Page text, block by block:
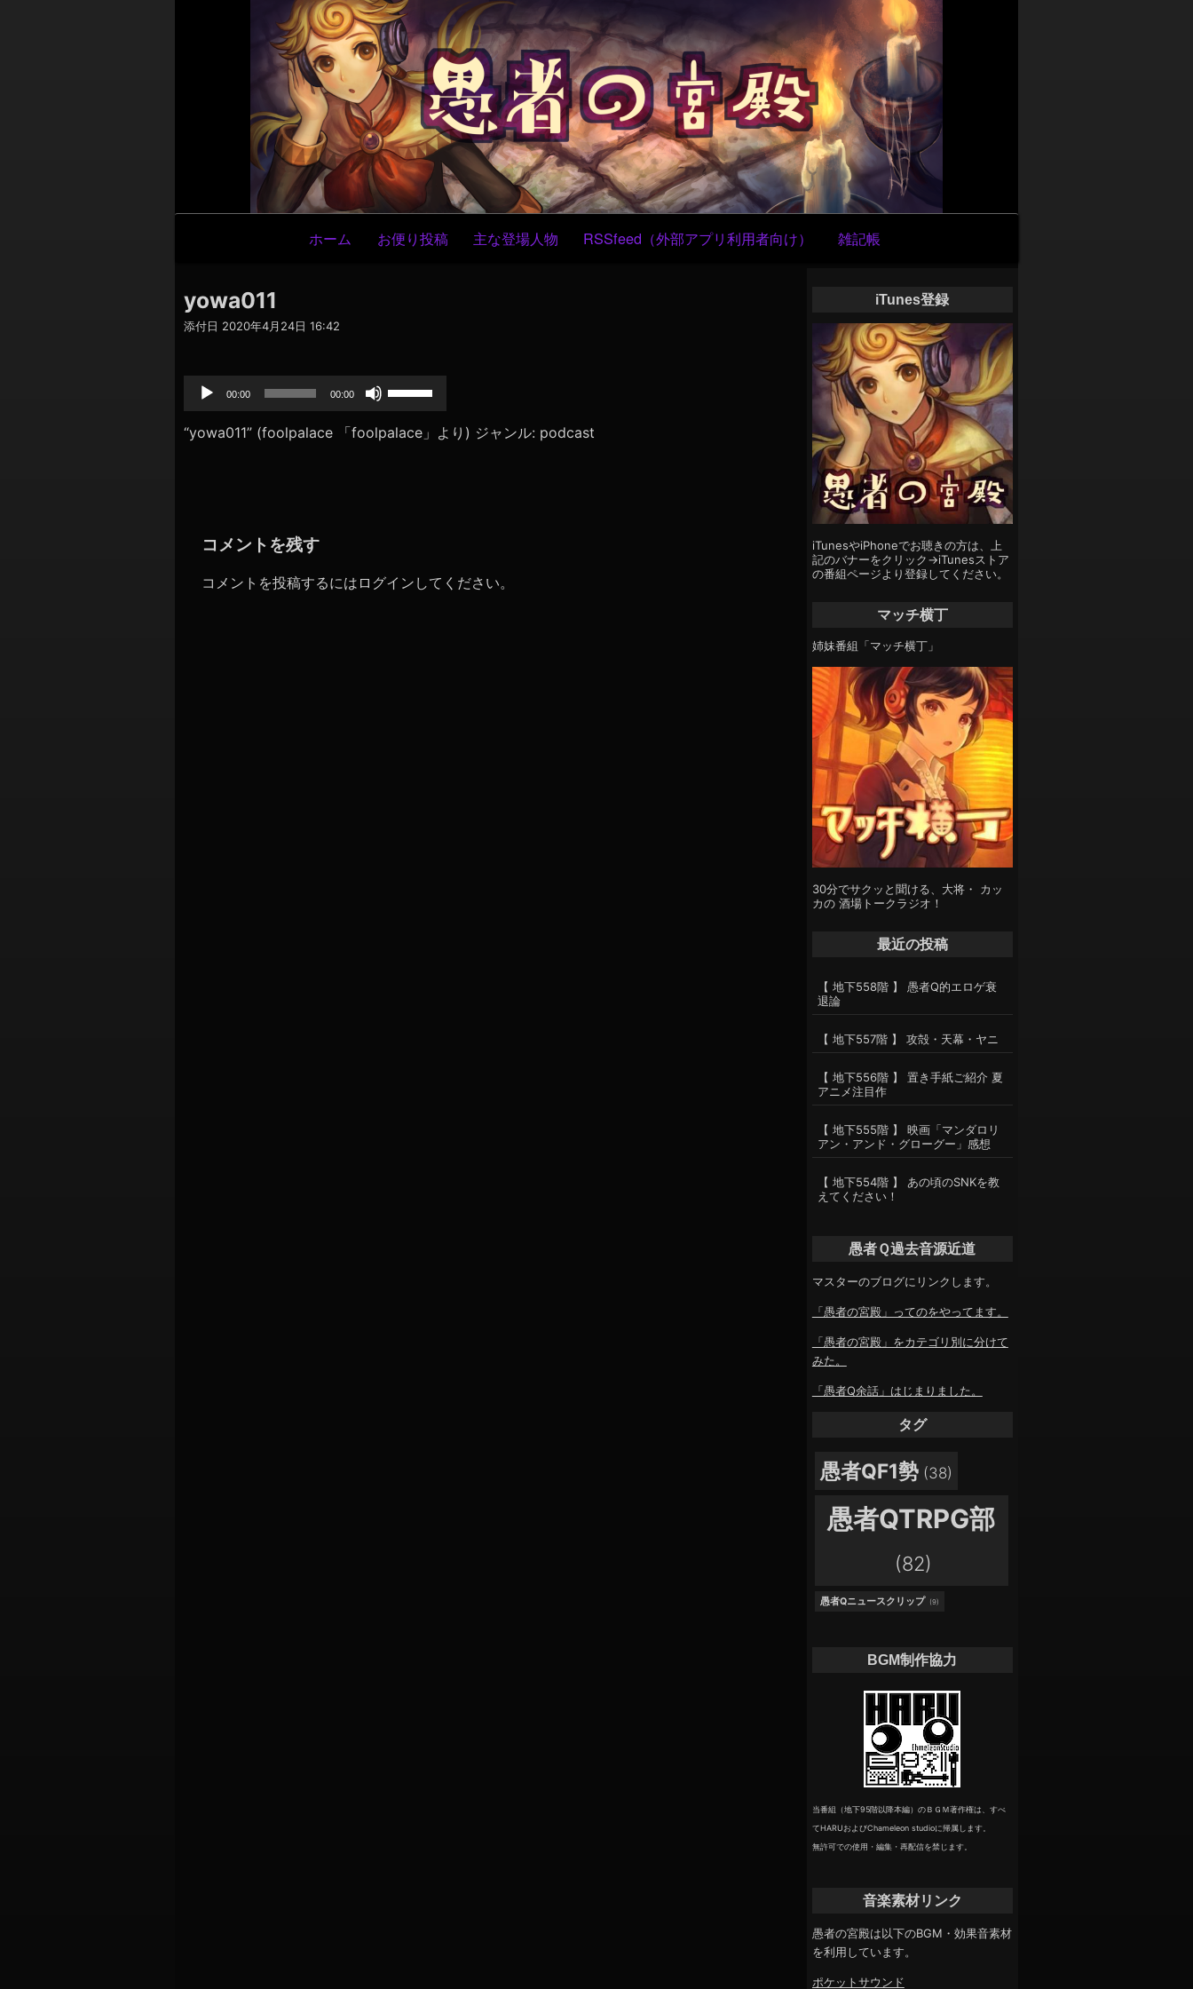
ン
テ
ン
ツ
へ
ス
キ
ッ
プ
ナ
ビ
シ
ョ
ホーム お便り投稿 主な登場人物 RSSfeed（外部アプリ利用者向け） 雑記帳
yowa011
添付日 2020年4月24日 16:42
声
レ
ー
ヤ
00:00 00:00
リ
ー
印
“yowa011” (foolpalace 「foolpalace」より) ジャンル: podcast
コメントを残す
コメントを投稿するには ログイン してください。
iTunes登録
iTunesやiPhoneでお聴きの方は、上
記のバナーをクリック→iTunesストア
の番組ページより登録してください。
マッチ横丁
姉妹番組「マッチ横丁」
30分でサクッと聞ける、大将・ カッ
カの 酒場トークラジオ！
最近の投稿
【 地下558階 】 愚者Q的エロゲ衰
退論
【 地下557階 】 攻殻・天幕・ヤニ
【 地下556階 】 置き手紙ご紹介 夏
アニメ注目作
【 地下555階 】 映画「マンダロリ
アン・アンド・グローグー」感想
【 地下554階 】 あの頃のSNKを教
えてください！
愚者Ｑ過去音源近道
マスターのブログにリンクします。
「愚者の宮殿」ってのをやってます。
「愚者の宮殿」をカテゴリ別に分けて
みた。
「愚者Q余話」はじまりました。
タグ
愚者QF1勢 (38)
愚者QTRPG部
(82)
愚者Qニュースクリップ (9)
BGM制作協力
当番組（地下95階以降本編）のＢＧＭ著作権は、すべ
てHARUおよびChameleon studioに帰属します。
無許可での使用・編集・再配信を禁じます。
音楽素材リンク
愚者の宮殿は以下のBGM・効果音素材
を利用しています。
ポケットサウンド